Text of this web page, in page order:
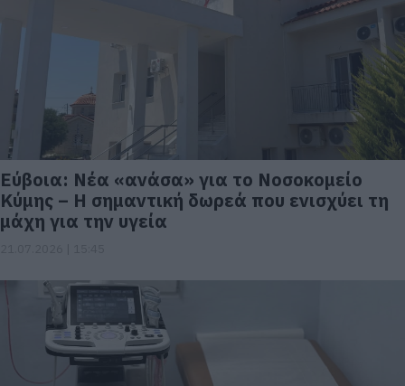
Εύβοια: Νέα «ανάσα» για το Νοσοκομείο
Κύμης – Η σημαντική δωρεά που ενισχύει τη
μάχη για την υγεία